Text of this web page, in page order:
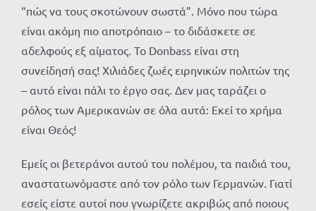
“πώς να τους σκοτώνουν σωστά”. Μόνο που τώρα
είναι ακόμη πιο αποτρόπαιο – το διδάσκετε σε
αδελφούς εξ αίματος. Το Donbass είναι στη
συνείδησή σας! Χιλιάδες ζωές ειρηνικών πολιτών της
– αυτό είναι πάλι το έργο σας. Δεν μας ταράζει ο
ρόλος των Αμερικανών σε όλα αυτά: Εκεί το χρήμα
είναι Θεός!
Εμείς οι βετεράνοι αυτού του πολέμου, τα παιδιά του,
αναστατωνόμαστε από τον ρόλο των Γερμανών. Γιατί
εσείς είστε αυτοί που γνωρίζετε ακριβώς από ποιους